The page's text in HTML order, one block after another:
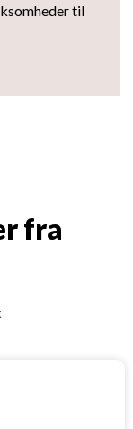
til
fra